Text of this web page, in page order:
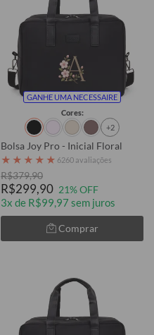
GANHE UMA NECESSAIRE
Cores:
+2
Bolsa Joy Pro - Inicial Floral
★ ★ ★ ★ ★ 6260 avaliações
R$379,90
R$299,90 21% OFF
3x de R$99,97 sem juros
Comprar